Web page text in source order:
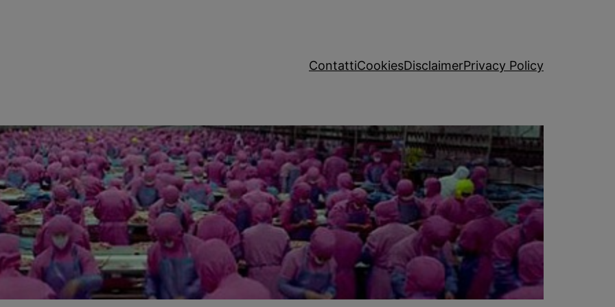
ContattiCookiesDisclaimerPrivacy Policy